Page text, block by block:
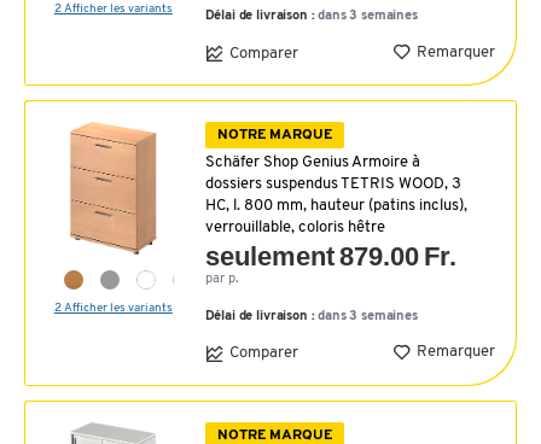
2 Afficher les variants
Délai de livraison :dans 3 semaines
Comparer Remarquer
2 Afficher les variants
NOTRE MARQUE
Schäfer Shop Genius Armoire à
dossiers suspendus TETRIS WOOD, 3
HC, l. 800 mm, hauteur (patins inclus),
verrouillable, coloris hêtre
seulement 879.00 Fr.
par p.
Délai de livraison :dans 3 semaines
Comparer Remarquer
NOTRE MARQUE